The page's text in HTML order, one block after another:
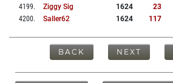
4199. Ziggy Sig 1624 23
4200. Saller62 1624 117
BACK NEXT